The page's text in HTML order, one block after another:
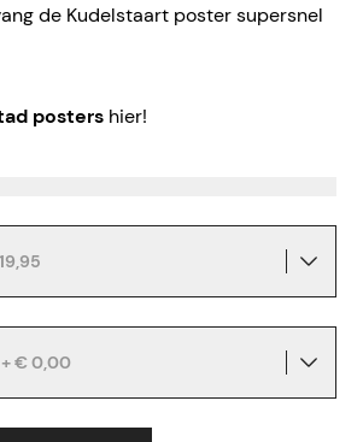
de Kudelstaart poster supersnel
posters hier!
+ € 0,00